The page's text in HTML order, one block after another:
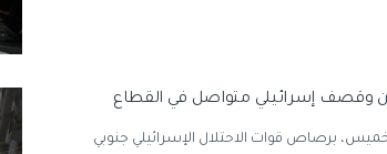
وقصف إسرائيلي متواصل في القطاع
برصاص قوات الاحتلال الإسرائيلي جنوبي